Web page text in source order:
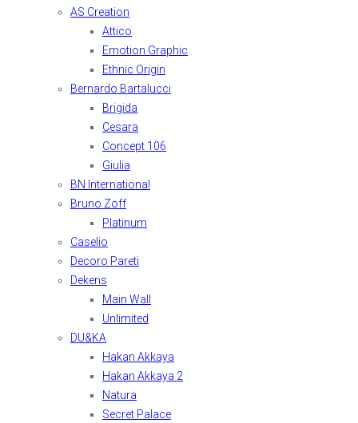
AS Creation
Attico
Emotion Graphic
Ethnic Origin
Bernardo Bartalucci
Brigida
Cesara
Concept 106
Giulia
BN International
Bruno Zoff
Platinum
Caselio
Decoro Pareti
Dekens
Main Wall
Unlimited
DU&KA
Hakan Akkaya
Hakan Akkaya 2
Natura
Secret Palace